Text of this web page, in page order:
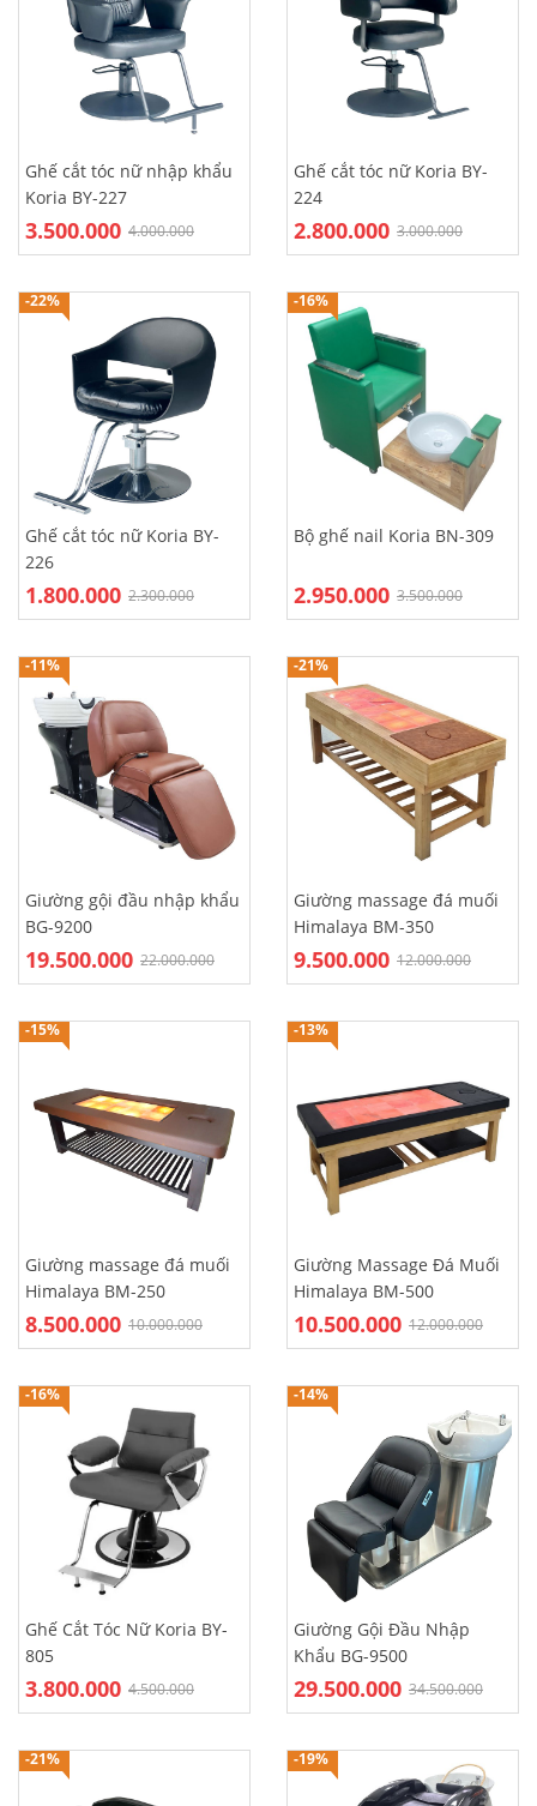
Ghế cắt tóc nữ nhập khẩu
Koria BY-227
4.000.000
3.500.000
Ghế cắt tóc nữ Koria BY-
224
3.000.000
2.800.000
-22%
Ghế cắt tóc nữ Koria BY-
226
2.300.000
1.800.000
-16%
Bộ ghế nail Koria BN-309
3.500.000
2.950.000
-11%
Giường gội đầu nhập khẩu
BG-9200
22.000.000
19.500.000
-21%
Giường massage đá muối
Himalaya BM-350
12.000.000
9.500.000
-15%
Giường massage đá muối
Himalaya BM-250
10.000.000
8.500.000
-13%
Giường Massage Đá Muối
Himalaya BM-500
12.000.000
10.500.000
-16%
Ghế Cắt Tóc Nữ Koria BY-
805
4.500.000
3.800.000
-14%
Giường Gội Đầu Nhập
Khẩu BG-9500
34.500.000
29.500.000
-21% -19%